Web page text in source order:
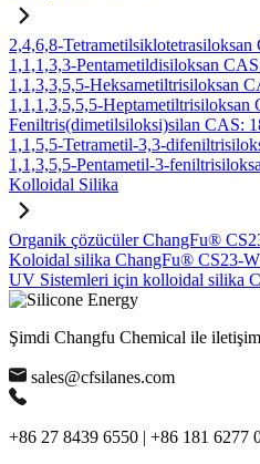
2,4,6,8-
1,1,1,3,3-Pentametildisiloksan
1,1,3,3,5,5-Heksametiltrisiloksan
1,1,1,3,5,5,5-Heptametiltrisiloksan
Feniltris(dimetilsiloksi)silan CAS:
1,1,5,5-Tetrametil-3,3-
1,1,3,5,5-Pentametil-3-
Kolloidal Silika
Organik çözücüler ChangFu®
Koloidal silika ChangFu® CS23-
UV Sistemleri için kolloidal silika
Şimdi Changfu Chemical ile
sales@cfsilanes.com
+86 27 8439 6550 | +86 181 6277